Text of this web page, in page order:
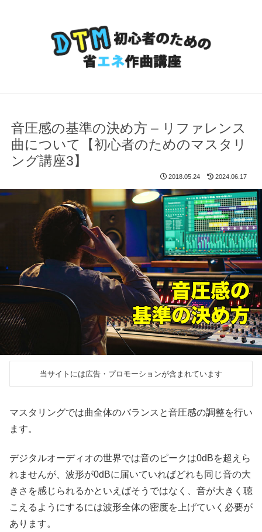
音圧感の基準の決め方 – リファレンス
曲について【初心者のためのマスタリ
ング講座3】
2018.05.24 2024.06.17
当サイトには広告・プロモーションが含まれています
マスタリングでは曲全体のバランスと音圧感の調整を行い
ます。
デジタルオーディオの世界では音のピークは0dBを超えら
れませんが、波形が0dBに届いていればどれも同じ音の大
きさを感じられるかといえばそうではなく、音が大きく聴
こえるようにするには波形全体の密度を上げていく必要が
あります。